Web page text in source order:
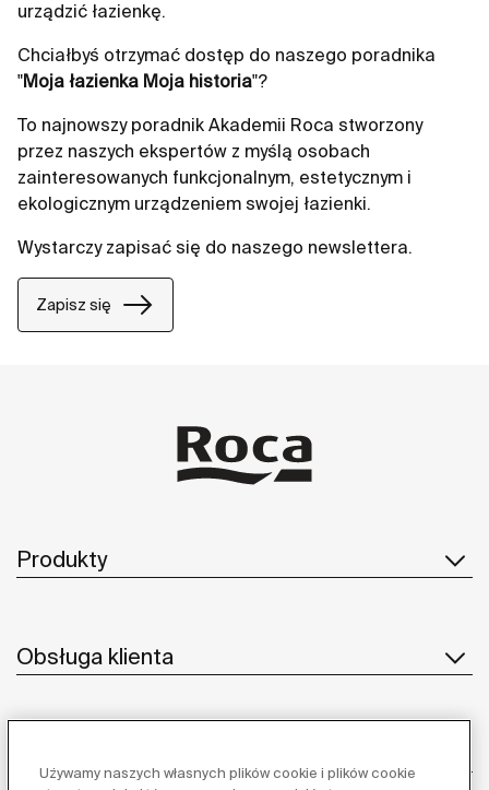
urządzić łazienkę.
Chciałbyś otrzymać dostęp do naszego poradnika
"Moja łazienka Moja historia"?
To najnowszy poradnik Akademii Roca stworzony
przez naszych ekspertów z myślą osobach
zainteresowanych funkcjonalnym, estetycznym i
ekologicznym urządzeniem swojej łazienki.
Wystarczy zapisać się do naszego newslettera.
Zapisz się
Produkty
Obsługa klienta
Używamy naszych własnych plików cookie i plików cookie